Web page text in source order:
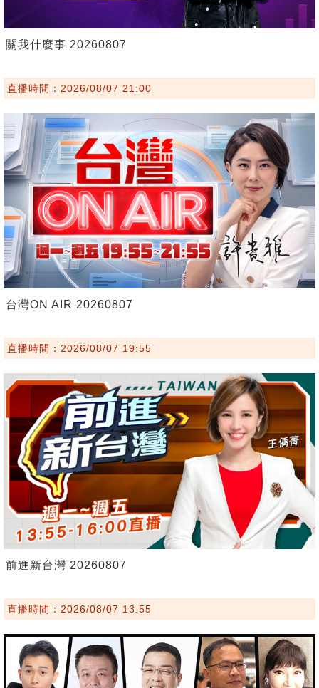
關我什麼事 20260807
直播時間：2026/08/07 21:00
台灣ON AIR 20260807
直播時間：2026/08/07 19:55
前進新台灣 20260807
直播時間：2026/08/07 13:55